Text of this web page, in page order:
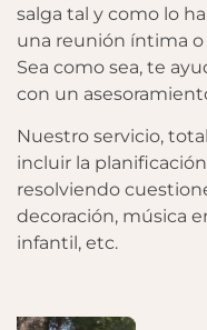
salga tal y como lo
una reunión íntima
Sea como sea, te
con un
Nuestro servicio,
incluir la
resolviendo
decoración, música
infantil, etc.